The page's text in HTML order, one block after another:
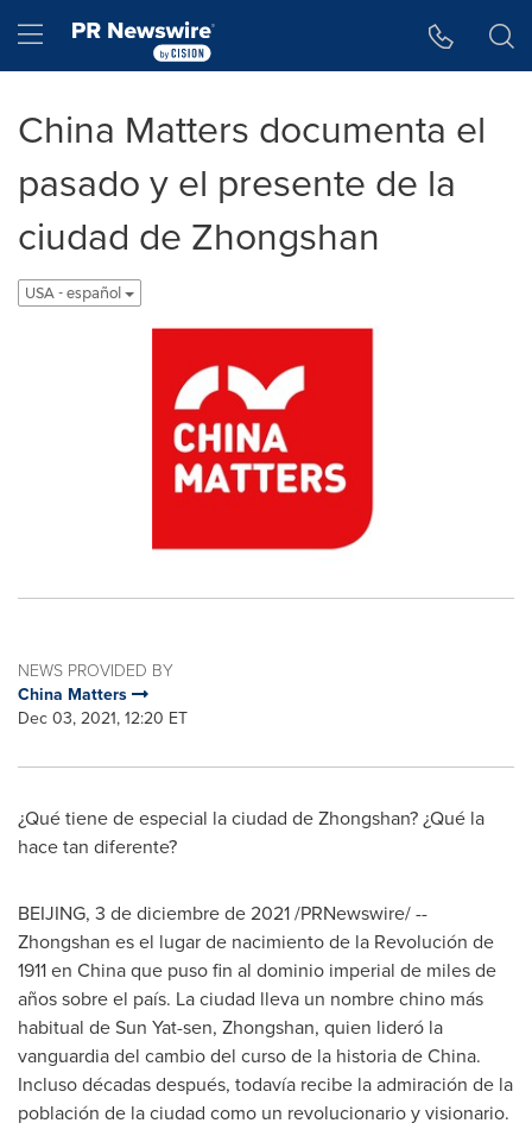
Hamburger menu
China Matters documenta el
pasado y el presente de la
ciudad de Zhongshan
USA - español
NEWS PROVIDED BY
China Matters
Dec 03, 2021, 12:20 ET
¿Qué tiene de especial la ciudad de Zhongshan? ¿Qué la
hace tan diferente?
BEIJING, 3 de diciembre de 2021 /PRNewswire/ --
Zhongshan es el lugar de nacimiento de la Revolución de
1911 en China que puso fin al dominio imperial de miles de
años sobre el país. La ciudad lleva un nombre chino más
habitual de Sun Yat-sen, Zhongshan, quien lideró la
vanguardia del cambio del curso de la historia de China.
Incluso décadas después, todavía recibe la admiración de la
población de la ciudad como un revolucionario y visionario.